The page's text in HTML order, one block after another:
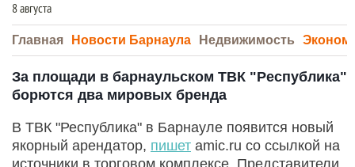
8 августа
Главная Новости Барнаула Недвижимость
За площади в барнаульском ТВК "Республика"
борются два мировых бренда
В ТВК "Республика" в Барнауле появится новый
якорный арендатор, пишет amic.ru со ссылкой на
источники в торговом комплексе. Представители